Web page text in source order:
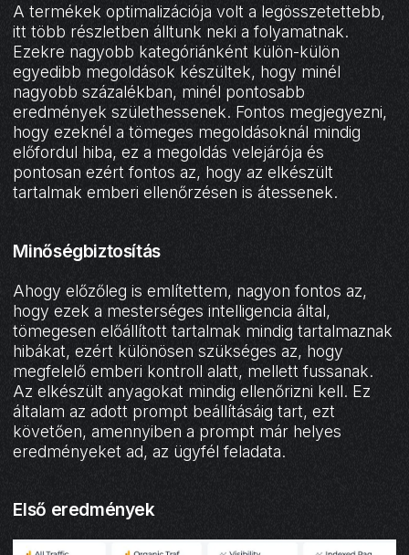
A termékek optimalizációja volt a legösszetettebb,
itt több részletben álltunk neki a folyamatnak.
Ezekre nagyobb kategóriánként külön-külön
egyedibb megoldások készültek, hogy minél
nagyobb százalékban, minél pontosabb
eredmények születhessenek. Fontos megjegyezni,
hogy ezeknél a tömeges megoldásoknál mindig
előfordul hiba, ez a megoldás velejárója és
pontosan ezért fontos az, hogy az elkészült
tartalmak emberi ellenőrzésen is átessenek.
Minőségbiztosítás
Ahogy előzőleg is említettem, nagyon fontos az,
hogy ezek a mesterséges intelligencia által,
tömegesen előállított tartalmak mindig tartalmaznak
hibákat, ezért különösen szükséges az, hogy
megfelelő emberi kontroll alatt, mellett fussanak.
Az elkészült anyagokat mindig ellenőrizni kell. Ez
általam az adott prompt beállításáig tart, ezt
követően, amennyiben a prompt már helyes
eredményeket ad, az ügyfél feladata.
Első eredmények